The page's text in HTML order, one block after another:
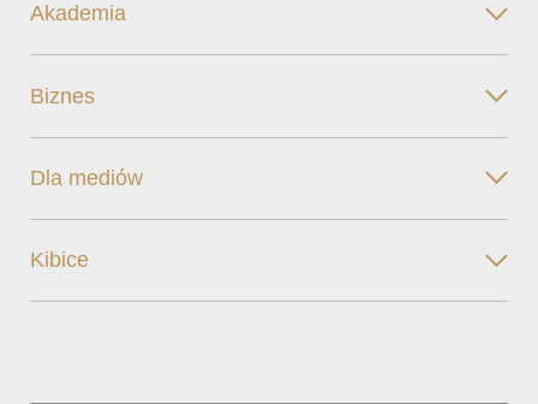
Akademia
Biznes
Dla mediów
Kibice